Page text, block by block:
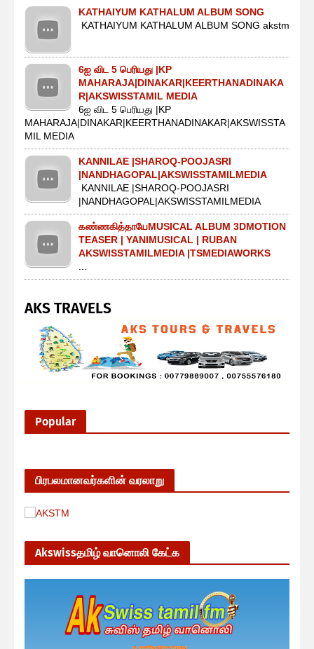
KATHAIYUM KATHALUM ALBUM SONG
KATHAIYUM KATHALUM ALBUM SONG akstm
6ஐ விட 5 பெரியது |KP
MAHARAJA|DINAKAR|KEERTHANADINAKA
R|AKSWISSTAMIL MEDIA
6ஐ விட 5 பெரியது |KP
MAHARAJA|DINAKAR|KEERTHANADINAKAR|AKSWISSTA
MIL MEDIA
KANNILAE |SHAROQ-POOJASRI
|NANDHAGOPAL|AKSWISSTAMILMEDIA
KANNILAE |SHAROQ-POOJASRI
|NANDHAGOPAL|AKSWISSTAMILMEDIA
கண்ணகித்தாயேMUSICAL ALBUM 3DMOTION
TEASER | YANIMUSICAL | RUBAN
AKSWISSTAMILMEDIA |TSMEDIAWORKS
AKS TRAVELS
Popular
பிரபலமானவர்களின் வரலாறு
Akswissதமிழ் வானொலி கேட்க